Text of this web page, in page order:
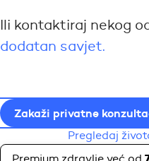
Ili kontaktiraj nekog
dodatan savjet.
Zakaži privatne
Pregledaj
Premium zdravlje već od